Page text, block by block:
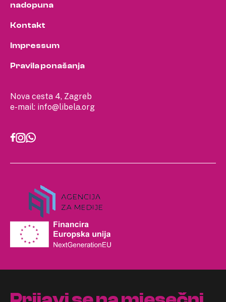
Nova cesta 4, Zagreb
e-mail: info@libela.org
nadopuna
Kontakt
Impressum
Pravila ponašanja